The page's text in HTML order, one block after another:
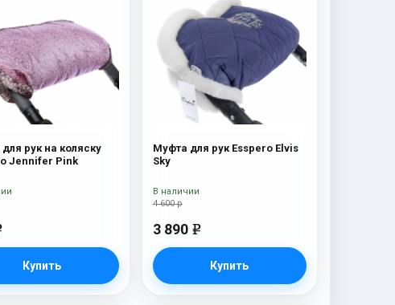
рук на коляску
Jennifer Pink
Купить
Муфта для рук Esspero Elvis
Sky
4 600 р
3 890 e
Купить
В наличии